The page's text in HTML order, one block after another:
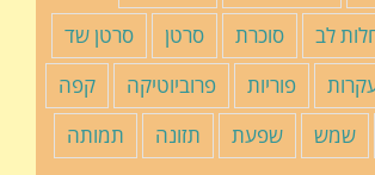
לב סוכרת סרטן
סרטן שד
פוריות פרוביוטיקה
קפה
שמש שפעת תזונה תמותה